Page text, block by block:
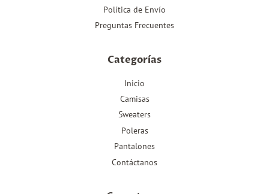
Política de Envío
Preguntas Frecuentes
Categorías
Inicio
Camisas
Sweaters
Poleras
Pantalones
Contáctanos